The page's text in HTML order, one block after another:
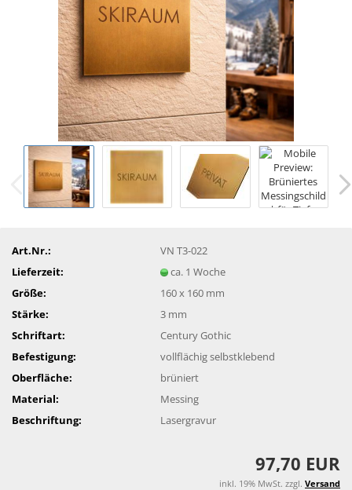
Art.Nr.:
VN T3-022
Lieferzeit:
ca. 1 Woche
Größe:
160 x 160 mm
Stärke:
3 mm
Schriftart:
Century Gothic
Befestigung:
vollflächig selbstklebend
Oberfläche:
brüniert
Material:
Messing
Beschriftung:
Lasergravur
97,70 EUR
inkl. 19% MwSt. zzgl. Versand